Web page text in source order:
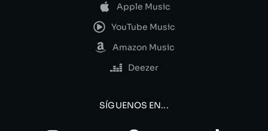
Apple Music
YouTube Music
Amazon Music
Deezer
SÍGUENOS EN...